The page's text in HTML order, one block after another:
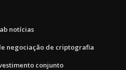
notícias
negociação de criptografia
conjunto